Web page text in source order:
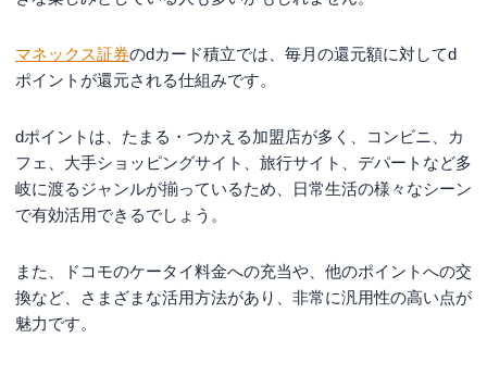
マネックス証券のdカード積立では、毎月の還元額に対してd
ポイントが還元される仕組みです。
dポイントは、たまる・つかえる加盟店が多く、コンビニ、カ
フェ、大手ショッピングサイト、旅行サイト、デパートなど多
岐に渡るジャンルが揃っているため、日常生活の様々なシーン
で有効活用できるでしょう。
また、ドコモのケータイ料金への充当や、他のポイントへの交
換など、さまざまな活用方法があり、非常に汎用性の高い点が
魅力です。